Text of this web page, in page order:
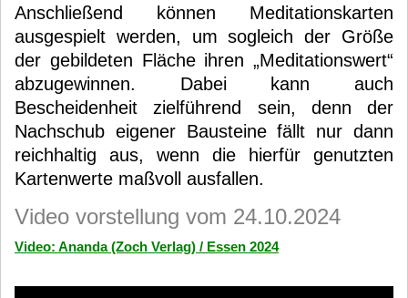
Anschließend können Meditationskarten
ausgespielt werden, um sogleich der Größe
der gebildeten Fläche ihren „Meditationswert“
abzugewinnen. Dabei kann auch
Bescheidenheit zielführend sein, denn der
Nachschub eigener Bausteine fällt nur dann
reichhaltig aus, wenn die hierfür genutzten
Kartenwerte maßvoll ausfallen.
Video vorstellung vom 24.10.2024
Video: Ananda (Zoch Verlag) / Essen 2024